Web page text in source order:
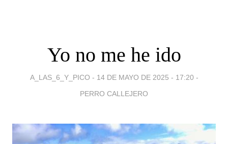
Yo no me he ido
A_LAS_6_Y_PICO - 14 DE MAYO DE 2025 - 17:20 -
PERRO CALLEJERO